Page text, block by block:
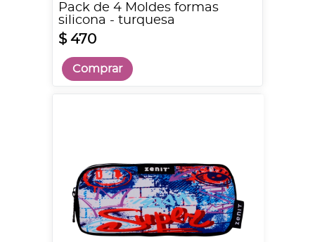
Pack de 4 Moldes formas
silicona - turquesa
$ 470
Comprar